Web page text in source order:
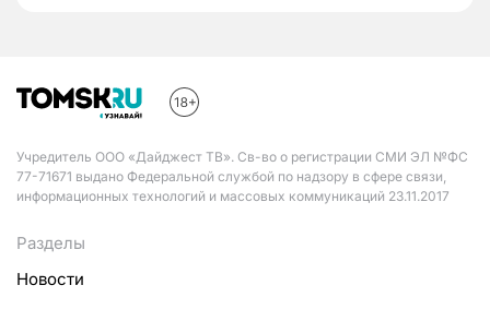
Учредитель ООО «Дайджест ТВ». Св-во о регистрации СМИ ЭЛ №ФС
77-71671 выдано Федеральной службой по надзору в сфере связи,
информационных технологий и массовых коммуникаций 23.11.2017
Разделы
Новости